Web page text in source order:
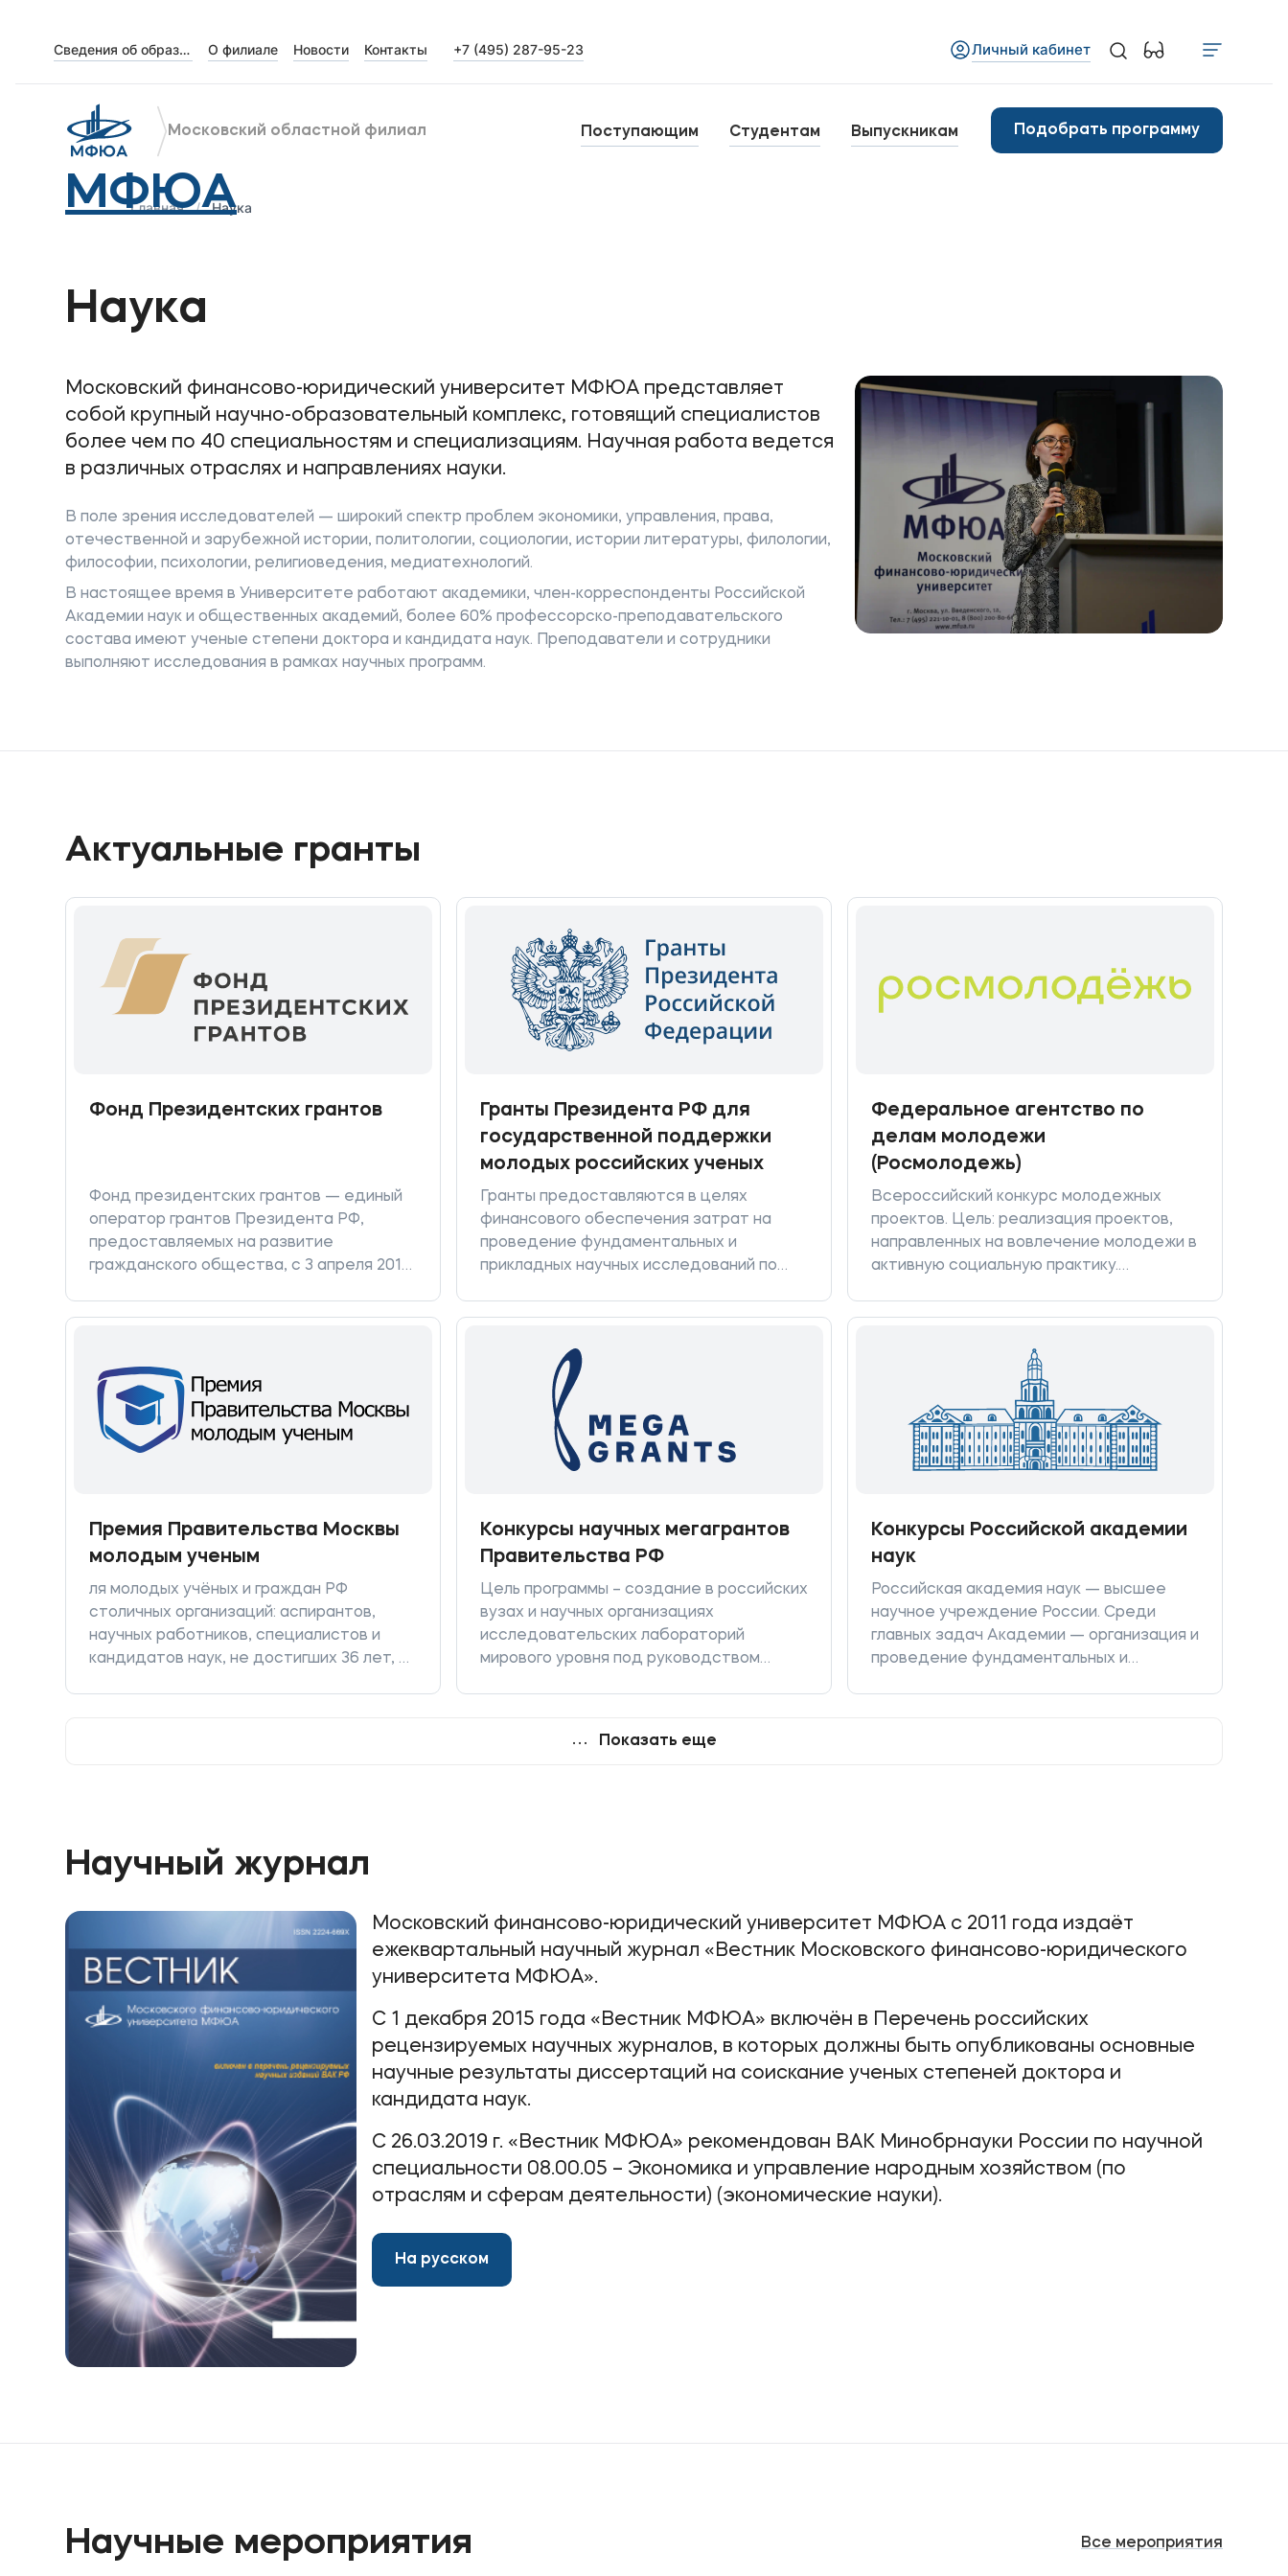
Сведения об образовательной организации О филиале Новости Контакты +7 (495) 287-95-23 Личный кабинет
МФЮА
Московский областной филиал Поступающим Студентам Выпускникам Подобрать программу
Лицензии и документы
Сведения об образовательной организации
Поступающим
Абитуриентам
Студентам
Дополнительное образование
Приемная комиссия
+7 (495) 221-10-01
+7 (800) 200-80-66
Полезное
Об образовательной организации
Банковские реквизиты
Мы в соцсетях Подобрать программу
Главная Наука
Наука
Московский финансово-юридический университет МФЮА представляет
собой крупный научно-образовательный комплекс, готовящий специалистов
более чем по 40 специальностям и специализациям. Научная работа ведется
в различных отраслях и направлениях науки.
В поле зрения исследователей — широкий спектр проблем экономики, управления, права,
отечественной и зарубежной истории, политологии, социологии, истории литературы, филологии,
философии, психологии, религиоведения, медиатехнологий.
В настоящее время в Университете работают академики, член-корреспонденты Российской
Академии наук и общественных академий, более 60% профессорско-преподавательского
состава имеют ученые степени доктора и кандидата наук. Преподаватели и сотрудники
выполняют исследования в рамках научных программ.
Актуальные гранты
Фонд Президентских грантов
Фонд президентских грантов — единый
оператор грантов Президента РФ,
предоставляемых на развитие
гражданского общества, с 3 апреля 2017
Гранты Президента РФ для
государственной поддержки
молодых российских ученых
Гранты предоставляются в целях
финансового обеспечения затрат на
проведение фундаментальных и
прикладных научных исследований по
российских ученых - кандидатов наук и
докторов наук в целях реализации Указа
Президента Российской Федерации от 9
февраля 2009 г. № 146 «О мерах по
усилению государственной поддержки
молодых российских ученых -
коллективов научных школ.
Федеральное агентство по
делам молодежи
(Росмолодежь)
Всероссийский конкурс молодежных
проектов. Цель: реализация проектов,
направленных на вовлечение молодежи в
активную социальную практику.
зарегистрированные в установленном
законодательством Российской
Федерации порядке не позднее, чем за
один год до проведения конкурса.
Премия Правительства Москвы
молодым ученым
ля молодых учёных и граждан РФ
столичных организаций: аспирантов,
научных работников, специалистов и
кандидатов наук, не достигших 36 лет, а
Конкурсы научных мегагрантов
Правительства РФ
Цель программы – создание в российских
вузах и научных организациях
исследовательских лабораторий
мирового уровня под руководством
или российскими ведущими учёными,
Конкурсы Российской академии
наук
Российская академия наук — высшее
научное учреждение России. Среди
главных задач Академии — организация и
проведение фундаментальных и
Показать еще
Научный журнал
Московский финансово-юридический университет МФЮА с 2011 года издаёт
ежеквартальный научный журнал «Вестник Московского финансово-юридического
университета МФЮА».
С 1 декабря 2015 года «Вестник МФЮА» включён в Перечень российских
рецензируемых научных журналов, в которых должны быть опубликованы основные
научные результаты диссертаций на соискание ученых степеней доктора и
кандидата наук.
С 26.03.2019 г. «Вестник МФЮА» рекомендован ВАК Минобрнауки России по научной
специальности 08.00.05 – Экономика и управление народным хозяйством (по
отраслям и сферам деятельности) (экономические науки).
На русском
Научные мероприятия Все мероприятия